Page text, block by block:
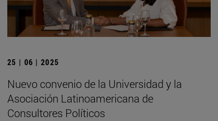
25 | 06 | 2025
Nuevo convenio de la Universidad y la
Asociación Latinoamericana de
Consultores Políticos